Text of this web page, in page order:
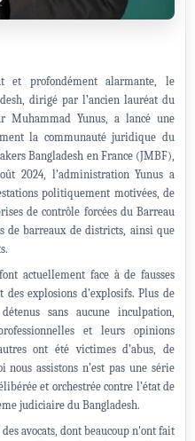
et profondément alarmante, le
dirigé par l’ancien lauréat du
Muhammad Yunus, a lancé une
la communauté juridique du
Bangladesh en France (JMBF),
2024, l’administration Yunus a
politiquement motivées, de
de contrôle forcées du Barreau
de barreaux de districts, ainsi que
actuellement face à de fausses
explosions d’explosifs. Plus de
sans aucune inculpation,
et leurs opinions
ont été victimes d’abus, de
nous assistons n’est pas une série
et orchestrée contre l’état de
judiciaire du Bangladesh.
avocats, dont beaucoup n'ont fait